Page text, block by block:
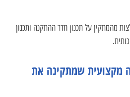
מהמתקין על תכנון חדר ההתקנה ותכנון
מקצועית שמתקינה את